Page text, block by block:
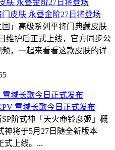
皮肤 永昼金阶27日将登场
国」高级系列平将门典藏皮肤
维护后正式上线，官方同步公
，一起来看看这款皮肤的详
雪域长歌今日正式发布
SP阶式神「天火命铃彦姬」概
神将于5月27日随全新版本
式上线。...